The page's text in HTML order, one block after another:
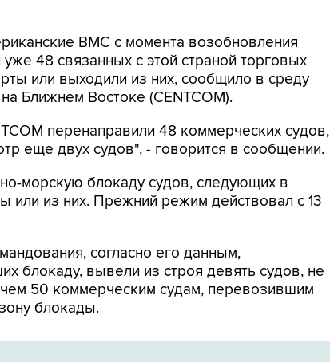
ВМС с момента возобновления
48 связанных с этой страной торговых
или выходили из них, сообщило в среду
Ближнем Востоке (CENTCOM).
перенаправили 48 коммерческих судов,
еще двух судов", - говорится в сообщении.
морскую блокаду судов, следующих в
или из них. Прежний режим действовал с 13
согласно его данным,
блокаду, вывели из строя девять судов, не
50 коммерческим судам, перевозившим
блокады.